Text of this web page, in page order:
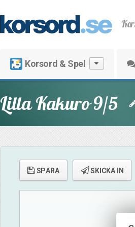
Korsord & Spel
Lilla Kakuro 9/5
SPARA SKICKA IN